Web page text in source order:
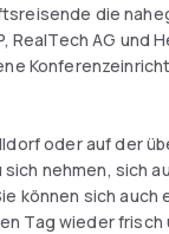
die
RealTech AG und
oder auf der
nehmen, sich
können sich auch
Tag wieder frisch